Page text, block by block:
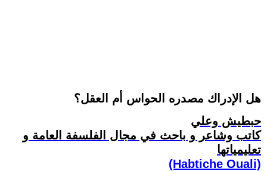
هل الإدراك مصدره الحواس أم العقل؟
حبطيش وعلي
كاتب وشاعر و باحث في مجال الفلسفة العامة و
تعليمياتها
(Habtiche Ouali)